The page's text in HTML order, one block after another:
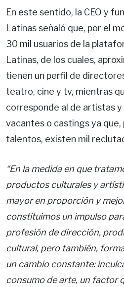
En este sentido, la CEO y
Latinas señaló que, por el
30 mil usuarios de la
Latinas, de los cuales,
tienen un perfil de
teatro, cine y tv, mientras
corresponde al de artistas
vacantes o castings ya que,
talentos, existen mil
“En la medida en que
productos culturales y
mayor en proporción y
constituimos un impulso
profesión de dirección,
cultural, pero también,
un cambio constante:
consumo de arte, un factor